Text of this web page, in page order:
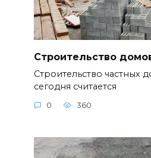
Строительство
Строительство частных
сегодня считается
0 360